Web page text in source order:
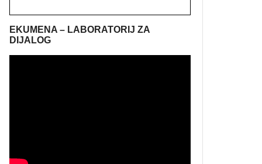
EKUMENA – LABORATORIJ ZA
DIJALOG